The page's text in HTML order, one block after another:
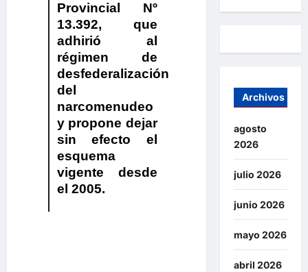
Provincial Nº
13.392, que
adhirió al
régimen de
desfederalización
del
narcomenudeo
y propone dejar
sin efecto el
esquema
vigente desde
el 2005.
Archivos
agosto
2026
julio 2026
junio 2026
mayo 2026
abril 2026